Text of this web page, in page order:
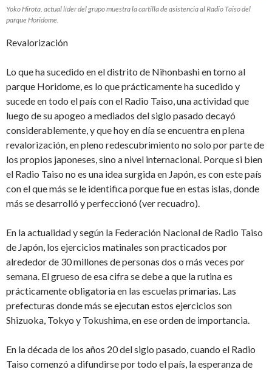
Yoko Hirota, actual líder del grupo muestra la cartilla de asistencia al Radio Taiso del
parque Horidome.
Revalorización
Lo que ha sucedido en el distrito de Nihonbashi en torno al
parque Horidome, es lo que prácticamente ha sucedido y
sucede en todo el país con el Radio Taiso, una actividad que
luego de su apogeo a mediados del siglo pasado decayó
considerablemente, y que hoy en día se encuentra en plena
revalorización, en pleno redescubrimiento no solo por parte de
los propios japoneses, sino a nivel internacional. Porque si bien
el Radio Taiso no es una idea surgida en Japón, es con este país
con el que más se le identifica porque fue en estas islas, donde
más se desarrolló y perfeccionó (ver recuadro).
En la actualidad y según la Federación Nacional de Radio Taiso
de Japón, los ejercicios matinales son practicados por
alrededor de 30 millones de personas dos o más veces por
semana. El grueso de esa cifra se debe a que la rutina es
prácticamente obligatoria en las escuelas primarias. Las
prefecturas donde más se ejecutan estos ejercicios son
Shizuoka, Tokyo y Tokushima, en ese orden de importancia.
En la década de los años 20 del siglo pasado, cuando el Radio
Taiso comenzó a difundirse por todo el país, la esperanza de